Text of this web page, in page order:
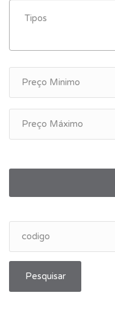
Pesquisar